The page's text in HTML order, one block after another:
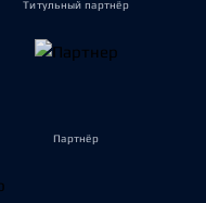
Титульный партнёр
Партнёр